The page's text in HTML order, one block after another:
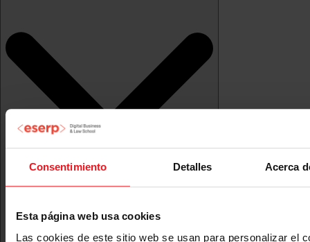
Consentimiento Detalles Acerca
Esta página web usa cookies
Las cookies de este sitio web se usan para personalizar el